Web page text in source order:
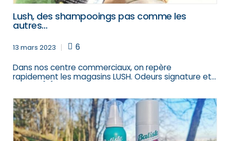
Lush, des shampooings pas comme les
autres…
13 mars 2023
6
Dans nos centre commerciaux, on repère
rapidement les magasins LUSH. Odeurs signature et